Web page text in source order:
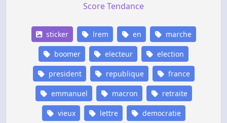
Score Tendance
sticker lrem en marche
boomer electeur election
president republique france
emmanuel macron retraite
vieux lettre democratie